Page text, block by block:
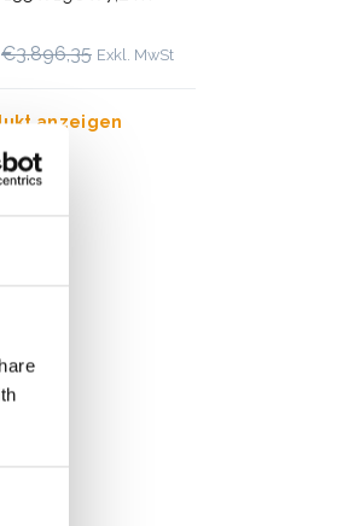
€3.896,35 Exkl. MwSt
anzeigen